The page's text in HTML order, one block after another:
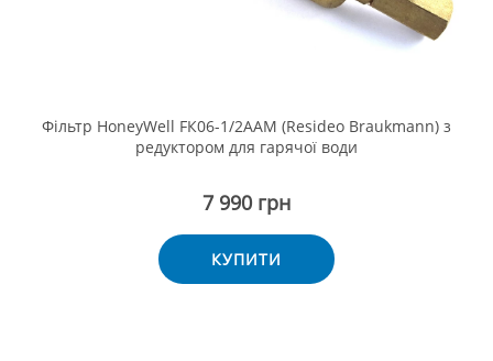
Фільтр HoneyWell FК06-1/2ААМ (Resideo Braukmann) з
редуктором для гарячої води
7 990 грн
КУПИТИ